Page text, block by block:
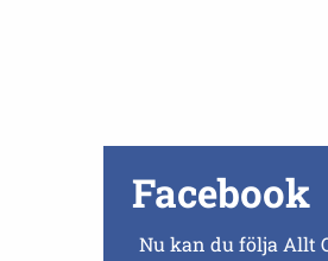
Facebook
Nu kan du följa Allt